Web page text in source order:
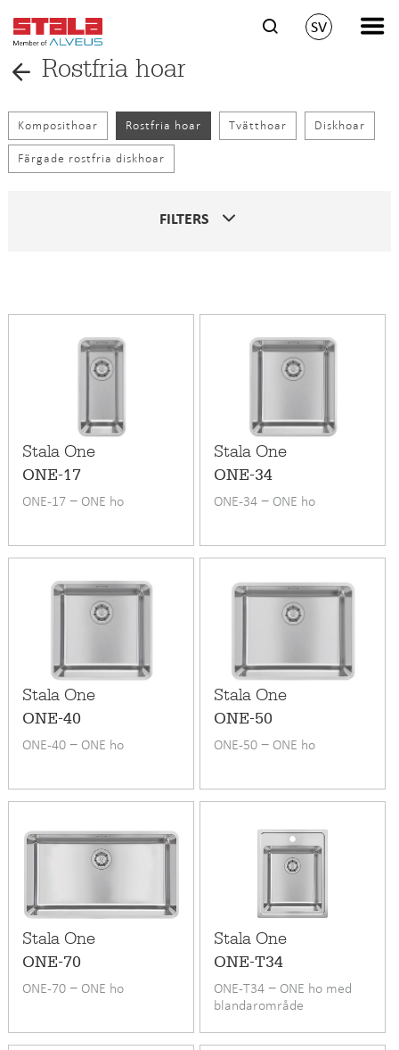
SV
Rostfria hoar
Komposithoar Rostfria hoar Tvätthoar Diskhoar
Färgade rostfria diskhoar
FILTERS
Stala One
ONE-17
ONE-17 − ONE ho
Stala One
ONE-34
ONE-34 − ONE ho
Stala One
ONE-40
ONE-40 − ONE ho
Stala One
ONE-50
ONE-50 − ONE ho
Stala One
ONE-70
ONE-70 − ONE ho
Stala One
ONE-T34
ONE-T34 − ONE ho med
blandarområde